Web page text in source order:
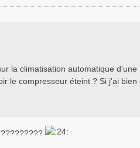
la climatisation automatique
le compresseur éteint ? Si j'ai bien